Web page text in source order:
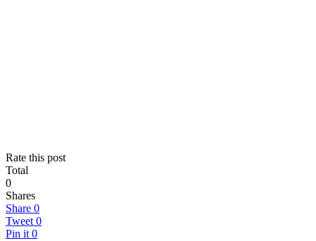
Rate this post
Total
0
Shares
Share 0
Tweet 0
Pin it 0